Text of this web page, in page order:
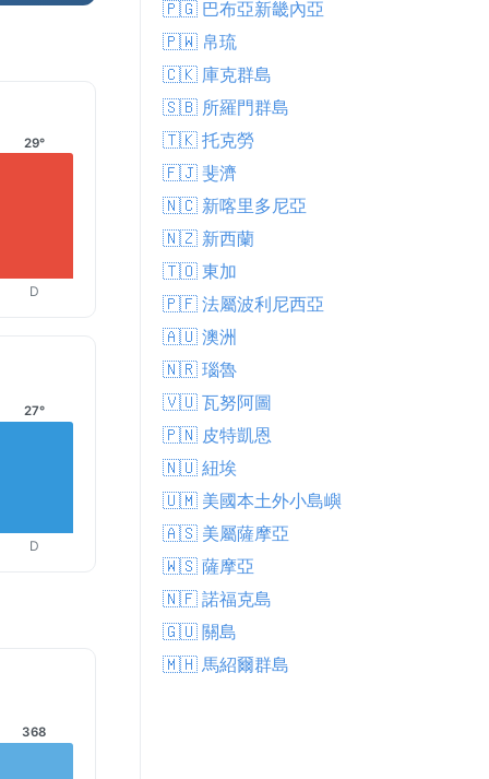
29°
D
27°
D
368
🇵🇬 巴布亞新畿內亞
🇵🇼 帛琉
🇨🇰 庫克群島
🇸🇧 所羅門群島
🇹🇰 托克勞
🇫🇯 斐濟
🇳🇨 新喀里多尼亞
🇳🇿 新西蘭
🇹🇴 東加
🇵🇫 法屬波利尼西亞
🇦🇺 澳洲
🇳🇷 瑙魯
🇻🇺 瓦努阿圖
🇵🇳 皮特凱恩
🇳🇺 紐埃
🇺🇲 美國本土外小島嶼
🇦🇸 美屬薩摩亞
🇼🇸 薩摩亞
🇳🇫 諾福克島
🇬🇺 關島
🇲🇭 馬紹爾群島